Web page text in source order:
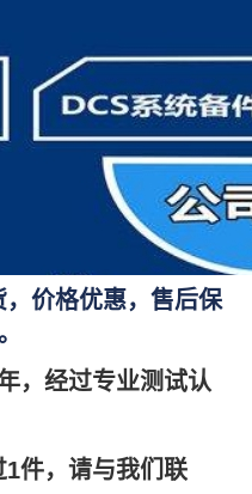
价格优惠，售后保
，经过专业测试认
件，请与我们联